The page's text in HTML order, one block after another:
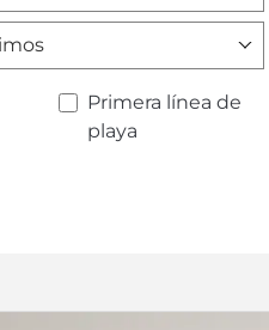
Primera línea de
playa